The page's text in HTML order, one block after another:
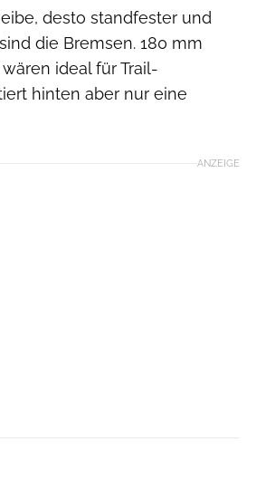
desto standfester und
die Bremsen. 180 mm
ideal für Trail-
hinten aber nur eine
ANZEIGE